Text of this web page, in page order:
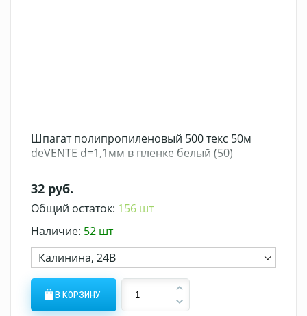
Шпагат полипропиленовый 500 текс 50м
deVENTE d=1,1мм в пленке белый (50)
32 руб.
Общий остаток: 156 шт
Наличие: 52 шт
Калинина, 24В
В КОРЗИНУ